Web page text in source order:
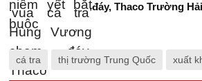
đáy, Thaco Trường
cá tra thị trường Trung Quốc xuất